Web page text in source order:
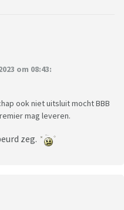
om 08:43:
ook niet uitsluit mocht BBB
mag leveren.
zeg.